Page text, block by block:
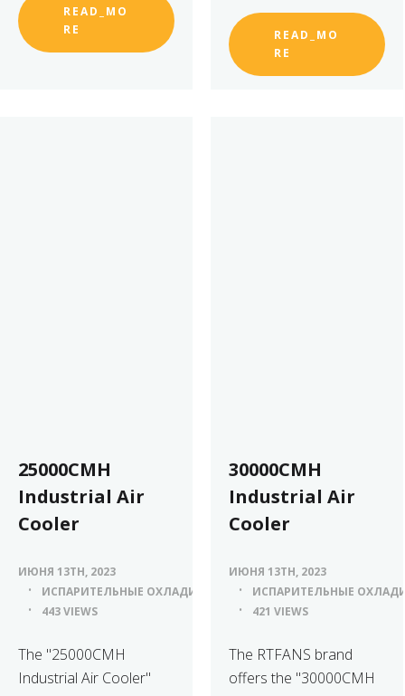
READ_MO
RE
READ_MO
RE
25000CMH
Industrial Air
Cooler
ИЮНЯ 13TH, 2023
ИСПАРИТЕЛЬНЫЕ ОХЛАДИТЕЛИ ВОЗДУХА
443 VIEWS
The "25000CMH
Industrial Air Cooler"
30000CMH
Industrial Air
Cooler
ИЮНЯ 13TH, 2023
ИСПАРИТЕЛЬНЫЕ
421 VIEWS
The RTFANS brand
offers the "30000CMH